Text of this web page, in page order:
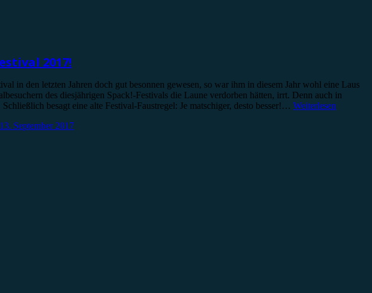
2017!
in den letzten Jahren doch gut besonnen gewesen, so war ihm in diesem Jahr wohl eine Laus
des diesjährigen Spack!-Festivals die Laune verdorben hätten, irrt. Denn auch in
besagt eine alte Festival-Faustregel: Je matschiger, desto besser!… Weiterlesen
13. September 2017